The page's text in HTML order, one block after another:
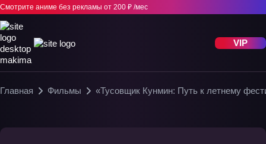
Смотрите аниме без рекламы от 200 ₽ /мес
VIP
Главная Фильмы «Тусовщик Кунмин: Путь к летнему